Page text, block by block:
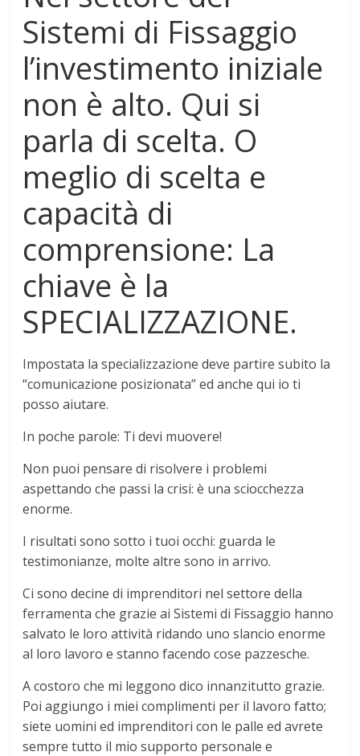
Sistemi di Fissaggio
l’investimento iniziale
non è alto. Qui si
parla di scelta. O
meglio di scelta e
capacità di
comprensione: La
chiave è la
SPECIALIZZAZIONE.
Impostata la specializzazione deve partire subito la
“comunicazione posizionata” ed anche qui io ti
posso aiutare.
In poche parole: Ti devi muovere!
Non puoi pensare di risolvere i problemi
aspettando che passi la crisi: è una sciocchezza
enorme.
I risultati sono sotto i tuoi occhi: guarda le
testimonianze, molte altre sono in arrivo.
Ci sono decine di imprenditori nel settore della
ferramenta che grazie ai Sistemi di Fissaggio hanno
salvato le loro attività ridando uno slancio enorme
al loro lavoro e stanno facendo cose pazzesche.
A costoro che mi leggono dico innanzitutto grazie.
Poi aggiungo i miei complimenti per il lavoro fatto;
siete uomini ed imprenditori con le palle ed avrete
sempre tutto il mio supporto personale e